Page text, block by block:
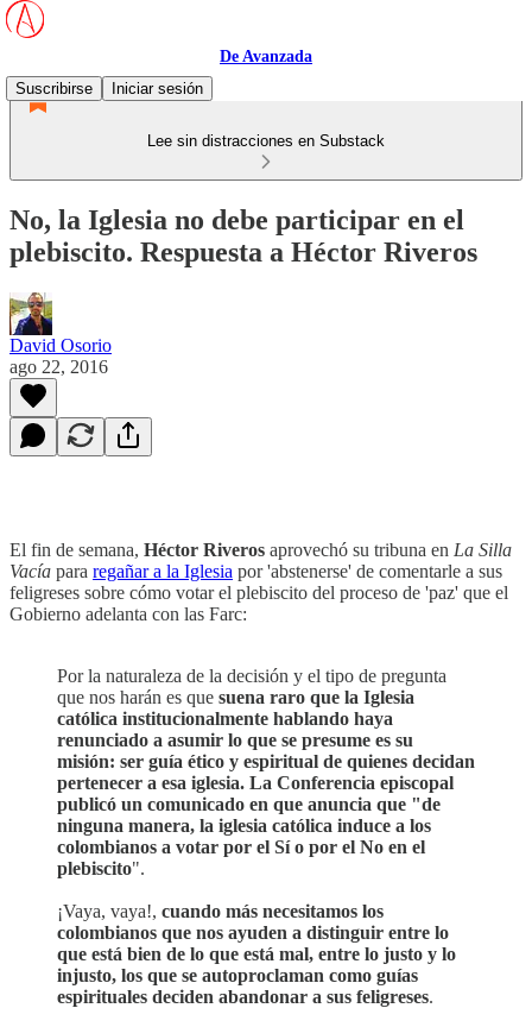
De Avanzada
Suscribirse
Iniciar sesión
Lee sin distracciones en Substack
No, la Iglesia no debe participar en el
plebiscito. Respuesta a Héctor Riveros
David Osorio
ago 22, 2016
El fin de semana, Héctor Riveros aprovechó su tribuna en La Silla
Vacía para regañar a la Iglesia por 'abstenerse' de comentarle a sus
feligreses sobre cómo votar el plebiscito del proceso de 'paz' que el
Gobierno adelanta con las Farc:
Por la naturaleza de la decisión y el tipo de pregunta
que nos harán es que suena raro que la Iglesia
católica institucionalmente hablando haya
renunciado a asumir lo que se presume es su
misión: ser guía ético y espiritual de quienes decidan
pertenecer a esa iglesia. La Conferencia episcopal
publicó un comunicado en que anuncia que "de
ninguna manera, la iglesia católica induce a los
colombianos a votar por el Sí o por el No en el
plebiscito".
¡Vaya, vaya!, cuando más necesitamos los
colombianos que nos ayuden a distinguir entre lo
que está bien de lo que está mal, entre lo justo y lo
injusto, los que se autoproclaman como guías
espirituales deciden abandonar a sus feligreses.